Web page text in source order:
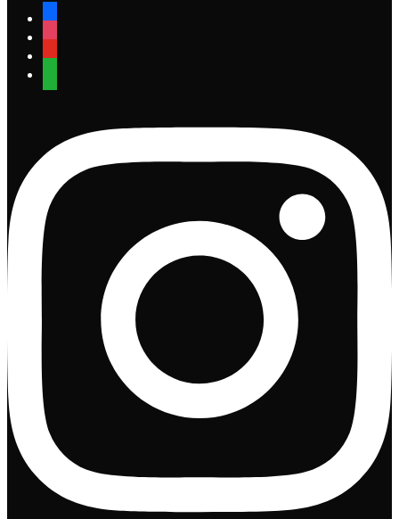
facebook
instagram
youtube